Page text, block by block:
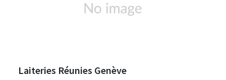
Laiteries Réunies Genève